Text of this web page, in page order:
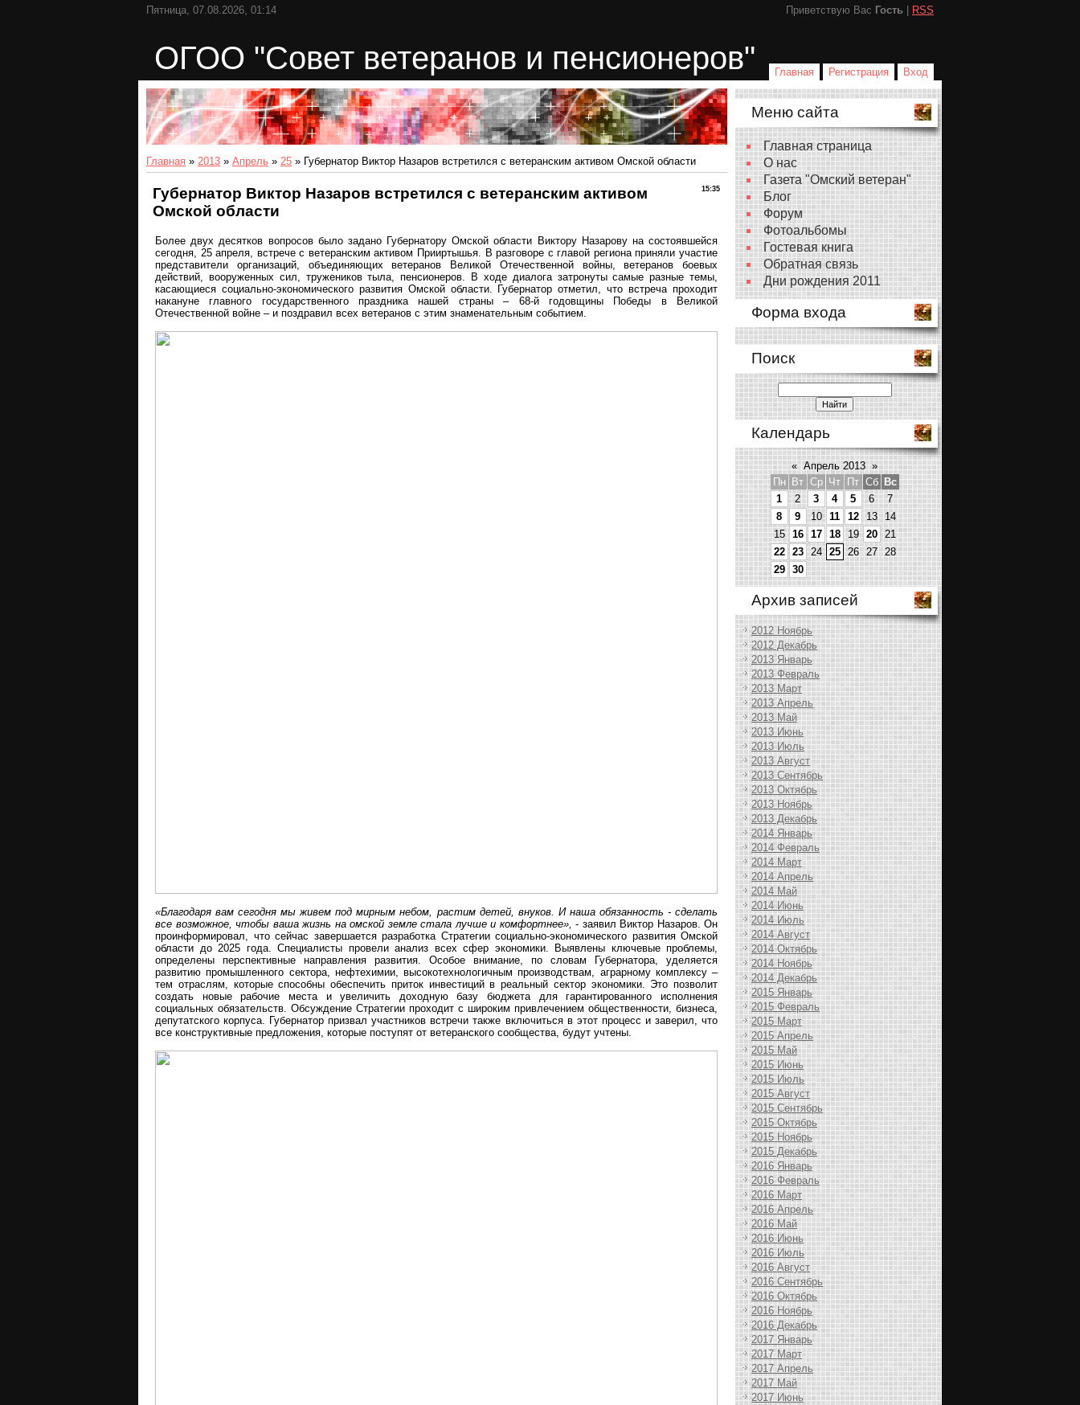
Пятница, 07.08.2026, 01:14 Приветствую Вас Гость RSS
ОГОО "Совет ветеранов и пенсионеров" Главная Регистрация Вход
Главная » 2013 » Апрель » 25 » Губернатор Виктор Назаров встретился с ветеранским активом Омской области
15:35
Губернатор Виктор Назаров встретился с ветеранским активом
Омской области
Более двух десятков вопросов было задано Губернатору Омской области Виктору Назарову на состоявшейся
сегодня, 25 апреля, встрече с ветеранским активом Прииртышья. В разговоре с главой региона приняли участие
представители организаций, объединяющих ветеранов Великой Отечественной войны, ветеранов боевых
действий, вооруженных сил, тружеников тыла, пенсионеров. В ходе диалога затронуты самые разные темы,
касающиеся социально-экономического развития Омской области. Губернатор отметил, что встреча проходит
накануне главного государственного праздника нашей страны – 68-й годовщины Победы в Великой
Отечественной войне – и поздравил всех ветеранов с этим знаменательным событием.
«Благодаря вам сегодня мы живем под мирным небом, растим детей, внуков. И наша обязанность - сделать
все возможное, чтобы ваша жизнь на омской земле стала лучше и комфортнее», - заявил Виктор Назаров. Он
проинформировал, что сейчас завершается разработка Стратегии социально-экономического развития Омской
области до 2025 года. Специалисты провели анализ всех сфер экономики. Выявлены ключевые проблемы,
определены перспективные направления развития. Особое внимание, по словам Губернатора, уделяется
развитию промышленного сектора, нефтехимии, высокотехнологичным производствам, аграрному комплексу –
тем отраслям, которые способны обеспечить приток инвестиций в реальный сектор экономики. Это позволит
создать новые рабочие места и увеличить доходную базу бюджета для гарантированного исполнения
социальных обязательств. Обсуждение Стратегии проходит с широким привлечением общественности, бизнеса,
депутатского корпуса. Губернатор призвал участников встречи также включиться в этот процесс и заверил, что
все конструктивные предложения, которые поступят от ветеранского сообщества, будут учтены.
Меню сайта
Главная страница
О нас
Газета "Омский ветеран"
Блог
Форум
Фотоальбомы
Гостевая книга
Обратная связь
Дни рождения 2011
Форма входа
Поиск
Календарь
« Апрель 2013 »
Пн
Вт Ср Чт Пт Сб
Вс
1
2 3 4 5 6
7
8
9 10 11 12 13 14
15
16 17 18 19 20 21
22
23 24 25 26 27 28
29
30
Архив записей
2012 Ноябрь
2012 Декабрь
2013 Январь
2013 Февраль
2013 Март
2013 Апрель
2013 Май
2013 Июнь
2013 Июль
2013 Август
2013 Сентябрь
2013 Октябрь
2013 Ноябрь
2013 Декабрь
2014 Январь
2014 Февраль
2014 Март
2014 Апрель
2014 Май
2014 Июнь
2014 Июль
2014 Август
2014 Октябрь
2014 Ноябрь
2014 Декабрь
2015 Январь
2015 Февраль
2015 Март
2015 Апрель
2015 Май
2015 Июнь
2015 Июль
2015 Август
2015 Сентябрь
2015 Октябрь
2015 Ноябрь
2015 Декабрь
2016 Январь
2016 Февраль
2016 Март
2016 Апрель
2016 Май
2016 Июнь
2016 Июль
2016 Август
2016 Сентябрь
2016 Октябрь
2016 Ноябрь
2016 Декабрь
2017 Январь
2017 Март
2017 Апрель
2017 Май
2017 Июнь